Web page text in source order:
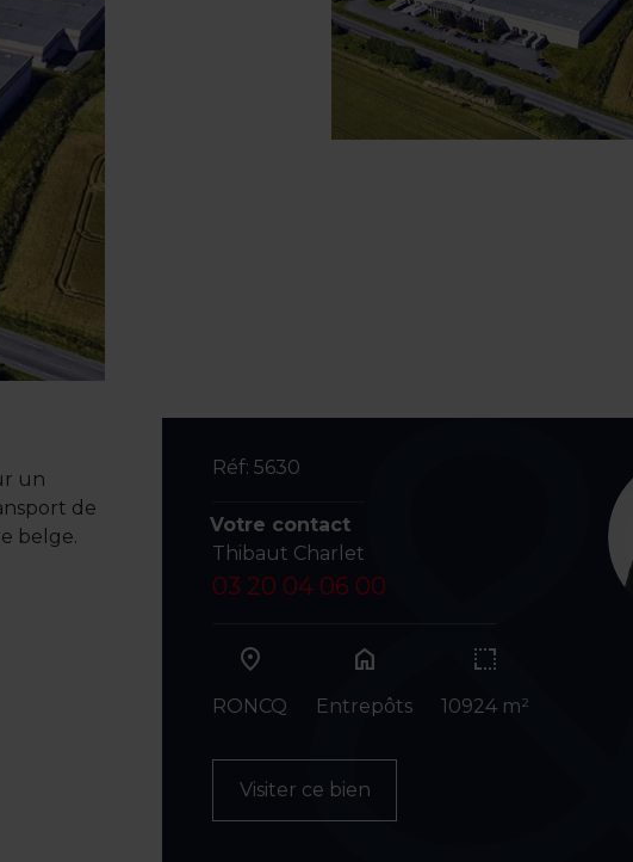
un
de
belge.
Réf: 5630
Votre contact
Thibaut Charlet
03 20 04 06 00
RONCQ
home
Entrepôts 10924 m²
Visiter ce bien